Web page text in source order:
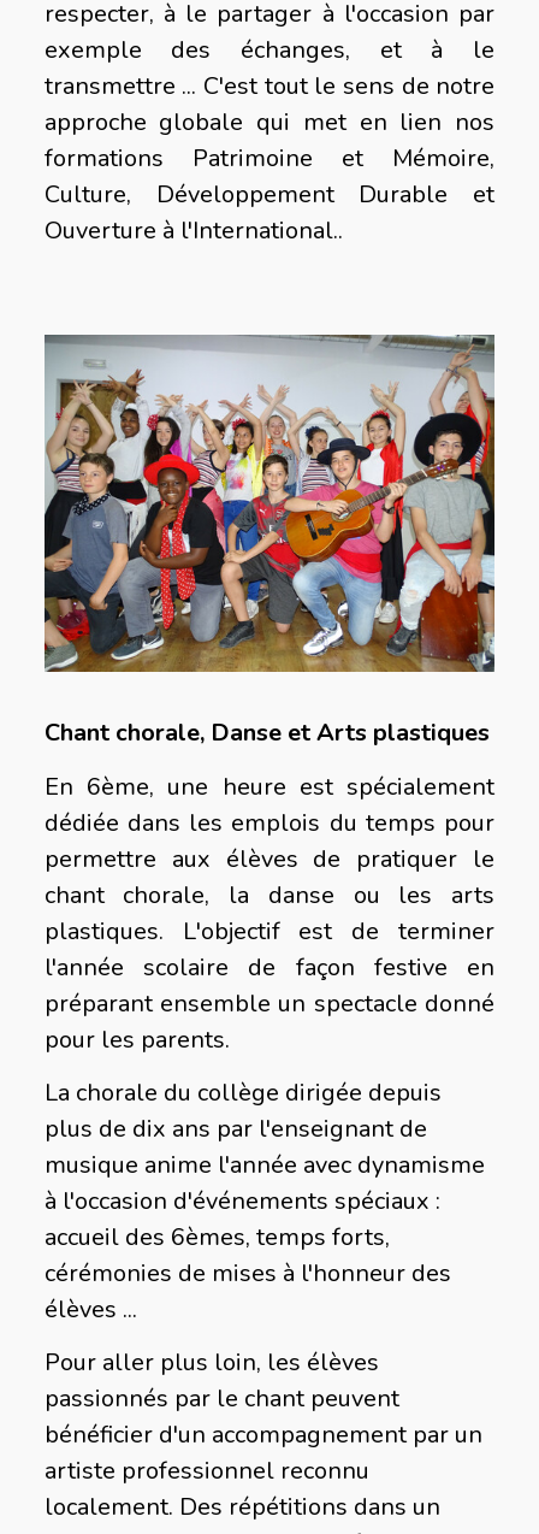
respecter, à le partager à l'occasion par
exemple des échanges, et à le
transmettre ... C'est tout le sens de notre
approche globale qui met en lien nos
formations Patrimoine et Mémoire,
Culture, Développement Durable et
Ouverture à l'International..
Chant chorale, Danse et Arts plastiques
En 6ème, une heure est spécialement
dédiée dans les emplois du temps pour
permettre aux élèves de pratiquer le
chant chorale, la danse ou les arts
plastiques. L'objectif est de terminer
l'année scolaire de façon festive en
préparant ensemble un spectacle donné
pour les parents.
La chorale du collège dirigée depuis
plus de dix ans par l'enseignant de
musique anime l'année avec dynamisme
à l'occasion d'événements spéciaux :
accueil des 6èmes, temps forts,
cérémonies de mises à l'honneur des
élèves ...
Pour aller plus loin, les élèves
passionnés par le chant peuvent
bénéficier d'un accompagnement par un
artiste professionnel reconnu
localement. Des répétitions dans un